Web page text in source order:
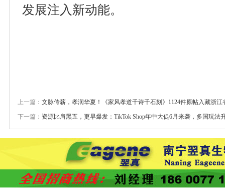
发展注入新动能。
上一篇： 文脉传薪，孝润华夏！《家风孝道千诗千石刻》1124件原帖入藏浙江
下一篇： 资源比肩黑五，更早爆发：TikTok Shop年中大促6月来袭，多国玩法